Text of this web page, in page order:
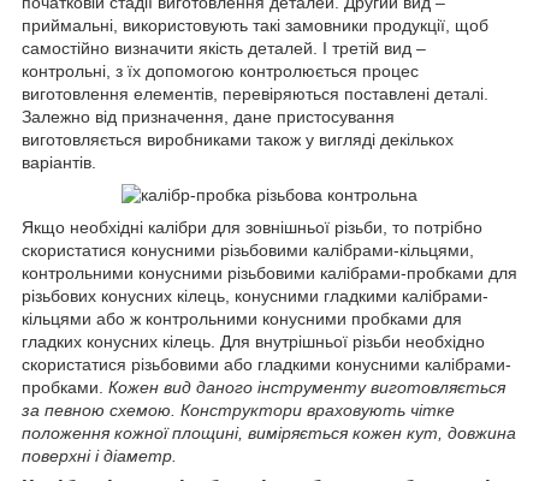
приймальні, використовують такі замовники продукції, щоб
самостійно визначити якість деталей. І третій вид –
контрольні, з їх допомогою контролюється процес
виготовлення елементів, перевіряються поставлені деталі.
Залежно від призначення, дане пристосування
виготовляється виробниками також у вигляді декількох
варіантів.
Якщо необхідні калібри для зовнішньої різьби, то потрібно
скористатися конусними різьбовими калібрами-кільцями,
контрольними конусними різьбовими калібрами-пробками для
різьбових конусних кілець, конусними гладкими калібрами-
кільцями або ж контрольними конусними пробками для
гладких конусних кілець. Для внутрішньої різьби необхідно
скористатися різьбовими або гладкими конусними калібрами-
пробками. Кожен вид даного інструменту виготовляється
за певною схемою. Конструктори враховують чітке
положення кожної площині, виміряється кожен кут, довжина
поверхні і діаметр.